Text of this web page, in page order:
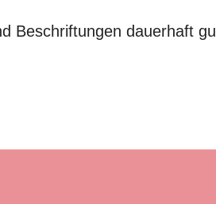
Beschriftungen dauerhaft